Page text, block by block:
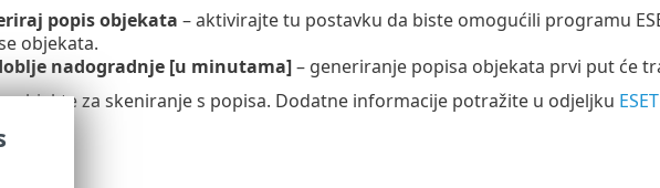
popis objekata – aktivirajte tu postavku da biste omogućili programu
objekata.
nadogradnje [u minutama]– generiranje popisa objekata prvi put će
objekte za skeniranje s popisa. Dodatne informacije potražite u odjeljku